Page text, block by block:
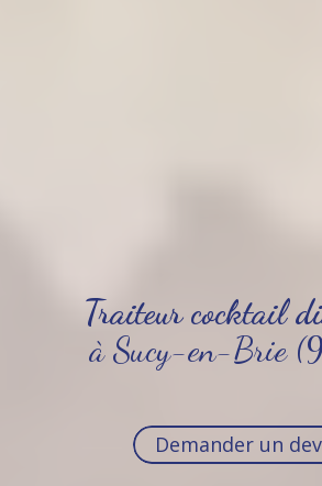
Traiteur cocktail
à Sucy-en-Brie
Demander un